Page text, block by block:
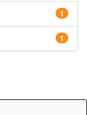
1
1